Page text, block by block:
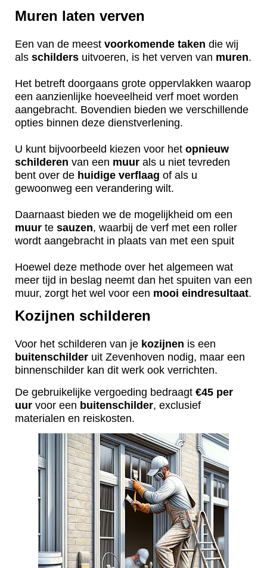
Muren laten verven
Een van de meest voorkomende taken die wij
als schilders uitvoeren, is het verven van muren.
Het betreft doorgaans grote oppervlakken waarop
een aanzienlijke hoeveelheid verf moet worden
aangebracht. Bovendien bieden we verschillende
opties binnen deze dienstverlening.
U kunt bijvoorbeeld kiezen voor het opnieuw
schilderen van een muur als u niet tevreden
bent over de huidige verflaag of als u
gewoonweg een verandering wilt.
Daarnaast bieden we de mogelijkheid om een
muur te sauzen, waarbij de verf met een roller
wordt aangebracht in plaats van met een spuit
Hoewel deze methode over het algemeen wat
meer tijd in beslag neemt dan het spuiten van een
muur, zorgt het wel voor een mooi eindresultaat.
Kozijnen schilderen
Voor het schilderen van je kozijnen is een
buitenschilder uit Zevenhoven nodig, maar een
binnenschilder kan dit werk ook verrichten.
De gebruikelijke vergoeding bedraagt €45 per
uur voor een buitenschilder, exclusief
materialen en reiskosten.